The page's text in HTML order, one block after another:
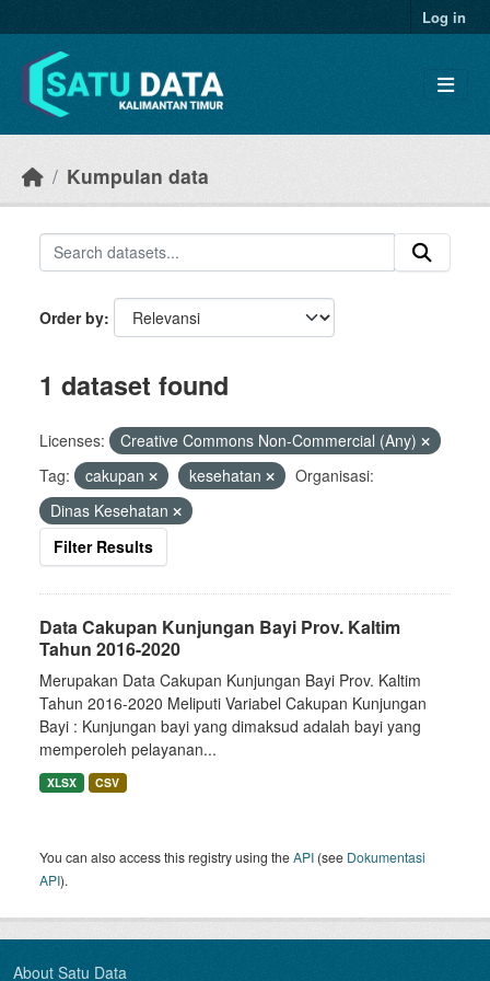
Log in
Kumpulan data
Order by
1 dataset found
Licenses:
Creative Commons Non-Commercial (Any)
Tag:
cakupan kesehatan
Organisasi:
Dinas Kesehatan
Filter Results
Data Cakupan Kunjungan Bayi Prov. Kaltim
Tahun 2016-2020
Merupakan Data Cakupan Kunjungan Bayi Prov. Kaltim
Tahun 2016-2020 Meliputi Variabel Cakupan Kunjungan
Bayi : Kunjungan bayi yang dimaksud adalah bayi yang
memperoleh pelayanan...
XLSX CSV
You can also access this registry using theAPI (see Dokumentasi
API).
About Satu Data